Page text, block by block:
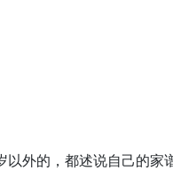
以外的，都述说自己的家